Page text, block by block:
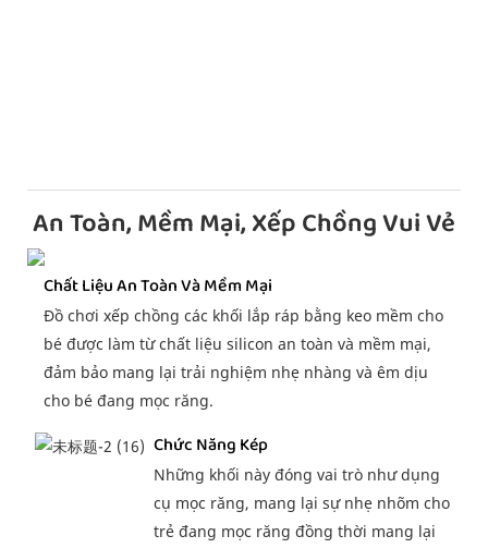
An Toàn, Mềm Mại, Xếp Chồng Vui Vẻ
Chất Liệu An Toàn Và Mềm Mại
Đồ chơi xếp chồng các khối lắp ráp bằng keo mềm cho
bé được làm từ chất liệu silicon an toàn và mềm mại,
đảm bảo mang lại trải nghiệm nhẹ nhàng và êm dịu
cho bé đang mọc răng.
Chức Năng Kép
Những khối này đóng vai trò như dụng
cụ mọc răng, mang lại sự nhẹ nhõm cho
trẻ đang mọc răng đồng thời mang lại